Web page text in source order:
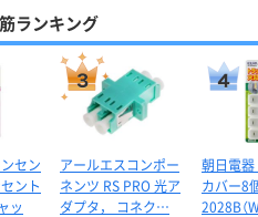
ランキング
セン
ント
ッ
アールエスコンポー
ネンツ RS PRO 光ア
ダプタ， コネク…
朝日電
カバー8
2028B（